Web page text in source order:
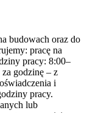
budowach oraz do
pracę na
pracy: 8:00–
godzinę – z
i
pracy.
lub